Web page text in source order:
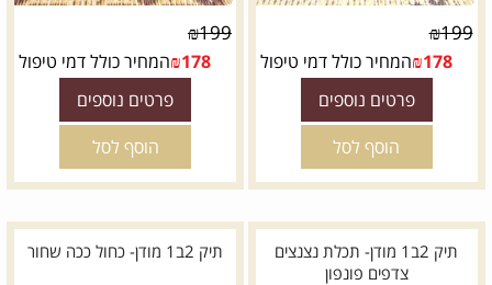
₪199
₪178 המחיר כולל דמי טיפול
פרטים נוספים
הוסף לסל
₪199
₪178 המחיר כולל דמי טיפול
פרטים נוספים
הוסף לסל
תיק 2ב1 מודן- תכלת נצנצים
צדפים פונפון
תיק 2ב1 מודן- כחול ככה שחור